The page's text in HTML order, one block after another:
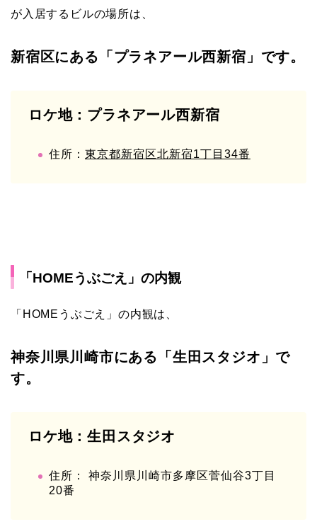
が入居するビルの場所は、
新宿区にある「プラネアール西新宿」です。
ロケ地：プラネアール西新宿
住所： 東京都新宿区北新宿1丁目34番
「HOMEうぶごえ」の内観
「HOMEうぶごえ」の内観は、
神奈川県川崎市にある「生田スタジオ」で
す。
ロケ地：生田スタジオ
住所： 神奈川県川崎市多摩区菅仙谷3丁目
20番